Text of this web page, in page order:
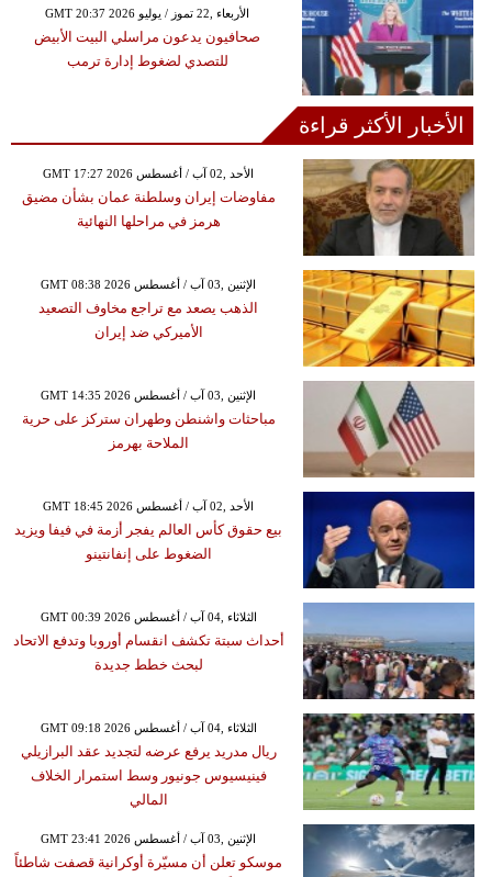
GMT 20:37 2026 الأربعاء ,22 تموز / يوليو
صحافيون يدعون مراسلي البيت الأبيض
للتصدي لضغوط إدارة ترمب
الأخبار الأكثر قراءة
GMT 17:27 2026 الأحد ,02 آب / أغسطس
مفاوضات إيران وسلطنة عمان بشأن مضيق
هرمز في مراحلها النهائية
GMT 08:38 2026 الإثنين ,03 آب / أغسطس
الذهب يصعد مع تراجع مخاوف التصعيد
الأميركي ضد إيران
GMT 14:35 2026 الإثنين ,03 آب / أغسطس
مباحثات واشنطن وطهران ستركز على حرية
الملاحة بهرمز
GMT 18:45 2026 الأحد ,02 آب / أغسطس
بيع حقوق كأس العالم يفجر أزمة في فيفا ويزيد
الضغوط على إنفانتينو
GMT 00:39 2026 الثلاثاء ,04 آب / أغسطس
أحداث سبتة تكشف انقسام أوروبا وتدفع الاتحاد
لبحث خطط جديدة
GMT 09:18 2026 الثلاثاء ,04 آب / أغسطس
ريال مدريد يرفع عرضه لتجديد عقد البرازيلي
فينيسيوس جونيور وسط استمرار الخلاف
المالي
GMT 23:41 2026 الإثنين ,03 آب / أغسطس
موسكو تعلن أن مسيّرة أوكرانية قصفت شاطئاً